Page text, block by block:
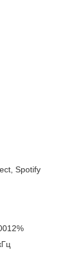
Spotify